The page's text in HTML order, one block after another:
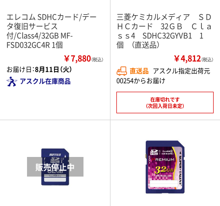
エレコム SDHCカード/デー
タ復旧サービス
付/Class4/32GB MF-
FSD032GC4R 1個
￥7,880（税込）
お届け日：8月11日（火）
アスクル在庫商品
三菱ケミカルメディア ＳＤ
ＨＣカード 32ＧＢ Ｃｌａ
ｓｓ4 SDHC32GYVB1 1
個 （直送品）
￥4,812（税込）
直送品 アスクル指定出荷元
00254からお届け
在庫切れです
（次回入荷日未定）